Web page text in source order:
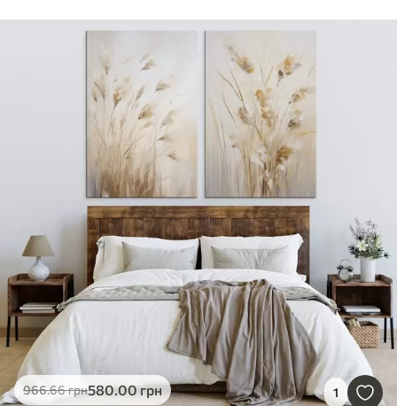
966.66грн580.00грн 1